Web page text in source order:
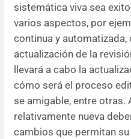
sistemática viva sea
varios aspectos, por
continua y
actualización de la
llevará a cabo la
cómo será el proceso
se amigable, entre otras.
relativamente nueva
cambios que permitan